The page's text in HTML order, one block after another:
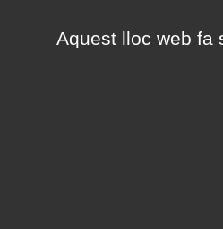
Aquest lloc web fa